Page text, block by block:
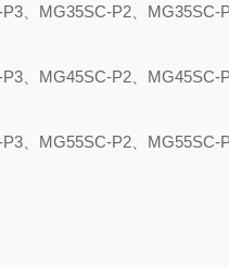
P3 MG35SC-P2 MG35SC-
P3 MG45SC-P2 MG45SC-
P3 MG55SC-P2 MG55SC-